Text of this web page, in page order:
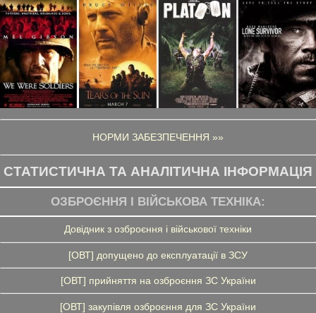
НОРМИ ЗАБЕЗПЕЧЕННЯ »»
СТАТИСТИЧНА ТА АНАЛІТИЧНА ІНФОРМАЦІЯ
ОЗБРОЄННЯ І ВІЙСЬКОВА ТЕХНІКА:
Довідник з озброєння і військової техніки
[ОВТ] допущено до експлуатації в ЗСУ
[ОВТ] прийняття на озброєння ЗС України
[ОВТ] закупівля озброєння для ЗС України